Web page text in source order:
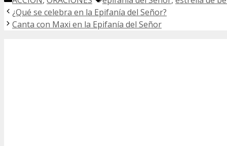
¿Qué se celebra en la Epifanía del Señor?
Canta con Maxi en la Epifanía del Señor